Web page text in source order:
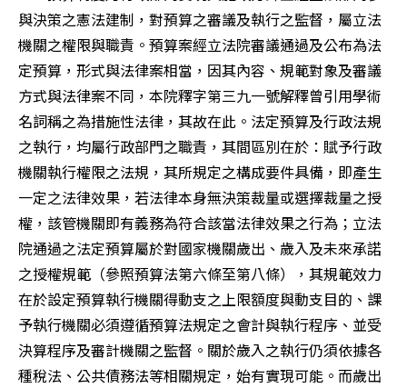
與決策之憲法建制，對預算之審議及執行之監督，屬立法
機關之權限與職責。預算案經立法院審議通過及公布為法
定預算，形式與法律案相當，因其內容、規範對象及審議
方式與法律案不同，本院釋字第三九一號解釋曾引用學術
名詞稱之為措施性法律，其故在此。法定預算及行政法規
之執行，均屬行政部門之職責，其間區別在於：賦予行政
機關執行權限之法規，其所規定之構成要件具備，即產生
一定之法律效果，若法律本身無決策裁量或選擇裁量之授
權，該管機關即有義務為符合該當法律效果之行為；立法
院通過之法定預算屬於對國家機關歲出、歲入及未來承諾
之授權規範（參照預算法第六條至第八條），其規範效力
在於設定預算執行機關得動支之上限額度與動支目的、課
予執行機關必須遵循預算法規定之會計與執行程序、並受
決算程序及審計機關之監督。關於歲入之執行仍須依據各
種稅法、公共債務法等相關規定，始有實現可能。而歲出